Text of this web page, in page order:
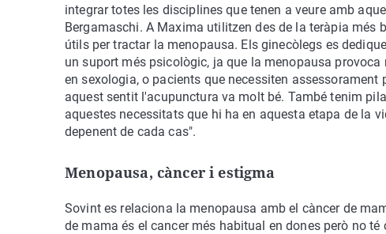
integrar totes les disciplines que tenen a veure amb
Bergamaschi. A Maxima utilitzen des de la teràpia
útils per tractar la menopausa. Els ginecòlegs es
un suport més psicològic, ja que la menopausa
en sexologia, o pacients que necessiten
aquest sentit l'acupunctura va molt bé. També tenim
aquestes necessitats que hi ha en aquesta etapa de la
depenent de cada cas".
Menopausa, càncer i estigma
Sovint es relaciona la menopausa amb el càncer de
de mama és el cancer més habitual en dones però no